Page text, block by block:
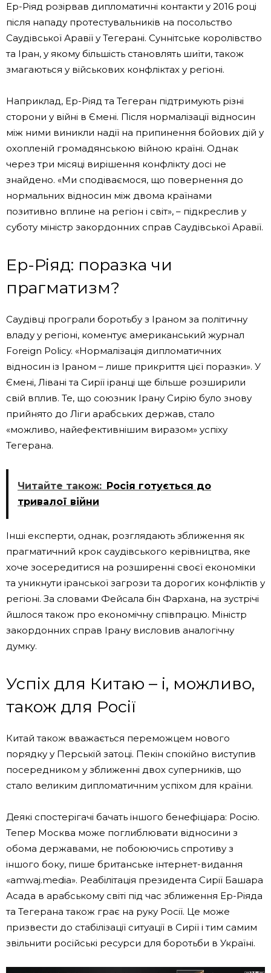
Ер-Ріяд розірвав дипломатичні контакти у 2016 році
після нападу протестувальників на посольство
Саудівської Аравії у Тегерані. Суннітське королівство
та Іран, у якому більшість становлять шиїти, також
змагаються у військових конфліктах у регіоні.
Наприклад, Ер-Ріяд та Тегеран підтримують різні
сторони у війні в Ємені. Після нормалізації відносин
між ними виникли надії на припинення бойових дій у
охопленій громадянською війною країні. Однак
через три місяці вирішення конфлікту досі не
знайдено. «Ми сподіваємося, що повернення до
нормальних відносин між двома країнами
позитивно вплине на регіон і світ», – підкреслив у
суботу міністр закордонних справ Саудівської Аравії.
Ер-Ріяд: поразка чи
прагматизм?
Саудівці програли боротьбу з Іраном за політичну
владу у регіоні, коментує американський журнал
Foreign Policy. «Нормалізація дипломатичних
відносин із Іраном – лише прикриття цієї поразки». У
Ємені, Лівані та Сирії іранці ще більше розширили
свій вплив. Те, що союзник Ірану Сирію було знову
прийнято до Ліги арабських держав, стало
«можливо, найефективнішим виразом» успіху
Тегерана.
Читайте також: Росія готується до
тривалої війни
Інші експерти, однак, розглядають зближення як
прагматичний крок саудівського керівництва, яке
хоче зосередитися на розширенні своєї економіки
та уникнути іранської загрози та дорогих конфліктів у
регіоні. За словами Фейсала бін Фархана, на зустрічі
йшлося також про економічну співпрацю. Міністр
закордонних справ Ірану висловив аналогічну
думку.
Успіх для Китаю – і, можливо,
також для Росії
Китай також вважається переможцем нового
порядку у Перській затоці. Пекін спокійно виступив
посередником у зближенні двох суперників, що
стало великим дипломатичним успіхом для країни.
Деякі спостерігачі бачать іншого бенефіціара: Росію.
Тепер Москва може поглиблювати відносини з
обома державами, не побоюючись спротиву з
іншого боку, пише британське інтернет-видання
«amwaj.media». Реабілітація президента Сирії Башара
Асада в арабському світі під час зближення Ер-Ріяда
та Тегерана також грає на руку Росії. Це може
призвести до стабілізації ситуації в Сирії і тим самим
звільнити російські ресурси для боротьби в Україні.